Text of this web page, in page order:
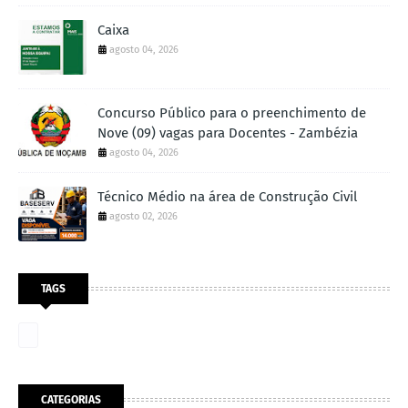
Caixa
agosto 04, 2026
Concurso Público para o preenchimento de
Nove (09) vagas para Docentes - Zambézia
agosto 04, 2026
Técnico Médio na área de Construção Civil
agosto 02, 2026
TAGS
CATEGORIAS